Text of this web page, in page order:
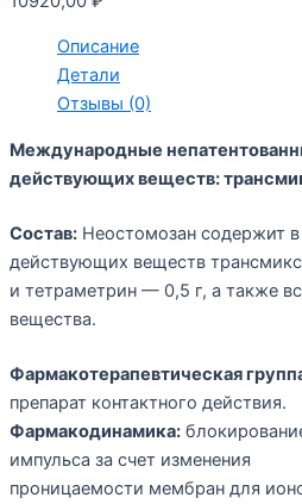
Описание
Детали
Отзывы (0)
Международные
действующих веществ:
Состав: Неостомозан содержит
действующих веществ
и тетраметрин — 0,5 г, а также
вещества.
Фармакотерапевтическая
препарат контактного действия.
Фармакодинамика:
импульса за счет изменения
проницаемости мембран для